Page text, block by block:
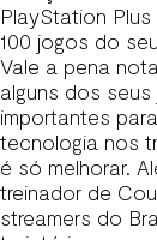
PlayStation
100 jogos do
Vale a pena
alguns dos
importantes
tecnologia nos
é só melhorar.
treinador de
streamers do